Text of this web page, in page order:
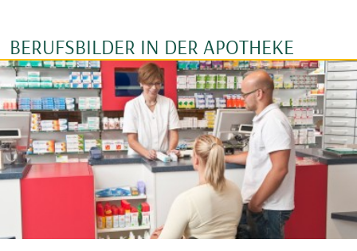
BERUFSBILDER IN DER APOTHEKE